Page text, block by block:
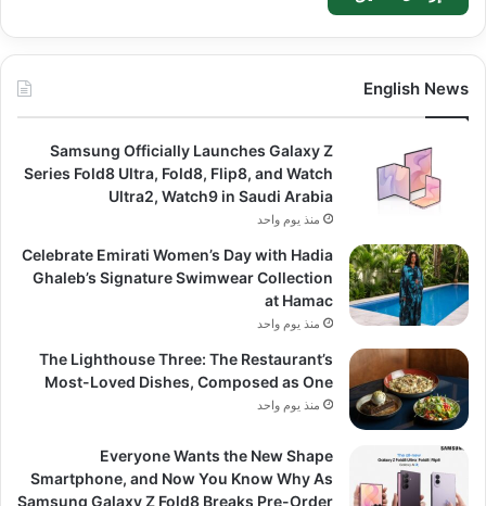
English News
Samsung Officially Launches Galaxy Z
Series Fold8 Ultra, Fold8, Flip8, and Watch
Ultra2, Watch9 in Saudi Arabia
منذ يوم واحد
Celebrate Emirati Women’s Day with Hadia
Ghaleb’s Signature Swimwear Collection
at Hamac
منذ يوم واحد
The Lighthouse Three: The Restaurant’s
Most-Loved Dishes, Composed as One
منذ يوم واحد
Everyone Wants the New Shape
Smartphone, and Now You Know Why As
Samsung Galaxy Z Fold8 Breaks Pre-Order